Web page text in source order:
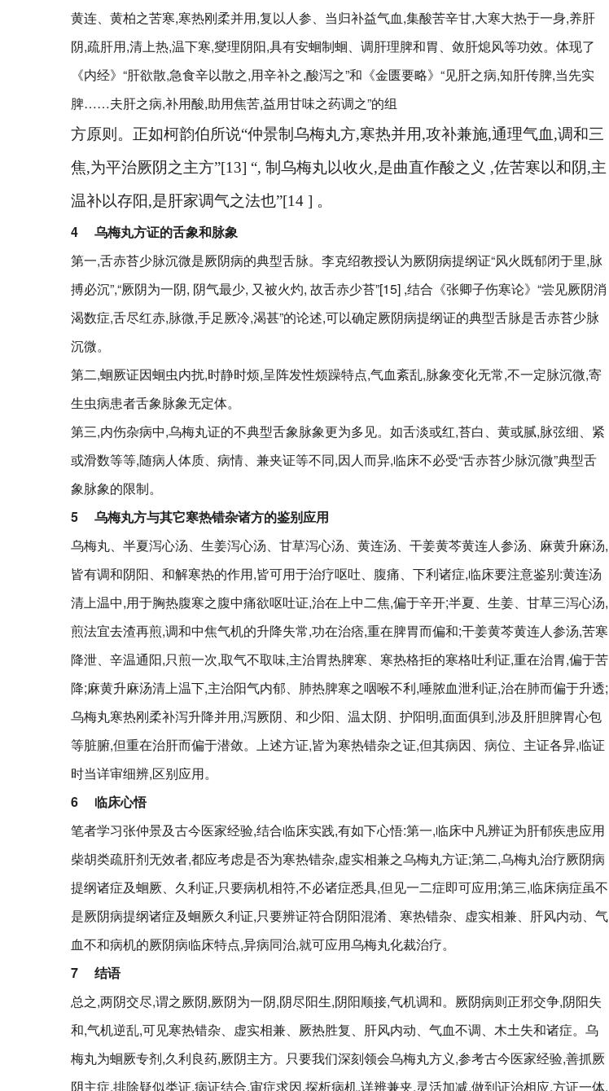
黄连、黄柏之苦寒,寒热刚柔并用,复以人参、当归补益气血,集酸苦辛甘,大寒大热于一身,养肝
阴,疏肝用,清上热,温下寒,燮理阴阳,具有安蛔制蛔、调肝理脾和胃、敛肝熄风等功效。体现了
《内经》“肝欲散,急食辛以散之,用辛补之,酸泻之”和《金匮要略》“见肝之病,知肝传脾,当先实
脾……夫肝之病,补用酸,助用焦苦,益用甘味之药调之”的组
方原则。正如柯韵伯所说“仲景制乌梅丸方,寒热并用,攻补兼施,通理气血,调和三
焦,为平治厥阴之主方”[13] “, 制乌梅丸以收火,是曲直作酸之义 ,佐苦寒以和阴,主
温补以存阳,是肝家调气之法也”[14 ] 。
4
乌梅丸方证的舌象和脉象
第一,舌赤苔少脉沉微是厥阴病的典型舌脉。李克绍教授认为厥阴病提纲证“风火既郁闭于里,脉
搏必沉”,“厥阴为一阴, 阴气最少, 又被火灼, 故舌赤少苔”[15] ,结合《张卿子伤寒论》“尝见厥阴消
渴数症,舌尽红赤,脉微,手足厥冷,渴甚”的论述,可以确定厥阴病提纲证的典型舌脉是舌赤苔少脉
沉微。
第二,蛔厥证因蛔虫内扰,时静时烦,呈阵发性烦躁特点,气血紊乱,脉象变化无常,不一定脉沉微,寄
生虫病患者舌象脉象无定体。
第三,内伤杂病中,乌梅丸证的不典型舌象脉象更为多见。如舌淡或红,苔白、黄或腻,脉弦细、紧
或滑数等等,随病人体质、病情、兼夹证等不同,因人而异,临床不必受“舌赤苔少脉沉微”典型舌
象脉象的限制。
5
乌梅丸方与其它寒热错杂诸方的鉴别应用
乌梅丸、半夏泻心汤、生姜泻心汤、甘草泻心汤、黄连汤、干姜黄芩黄连人参汤、麻黄升麻汤,
皆有调和阴阳、和解寒热的作用,皆可用于治疗呕吐、腹痛、下利诸症,临床要注意鉴别:黄连汤
清上温中,用于胸热腹寒之腹中痛欲呕吐证,治在上中二焦,偏于辛开;半夏、生姜、甘草三泻心汤,
煎法宜去渣再煎,调和中焦气机的升降失常,功在治痞,重在脾胃而偏和;干姜黄芩黄连人参汤,苦寒
降泄、辛温通阳,只煎一次,取气不取味,主治胃热脾寒、寒热格拒的寒格吐利证,重在治胃,偏于苦
降;麻黄升麻汤清上温下,主治阳气内郁、肺热脾寒之咽喉不利,唾脓血泄利证,治在肺而偏于升透;
乌梅丸寒热刚柔补泻升降并用,泻厥阴、和少阳、温太阴、护阳明,面面俱到,涉及肝胆脾胃心包
等脏腑,但重在治肝而偏于潜敛。上述方证,皆为寒热错杂之证,但其病因、病位、主证各异,临证
时当详审细辨,区别应用。
6
临床心悟
笔者学习张仲景及古今医家经验,结合临床实践,有如下心悟:第一,临床中凡辨证为肝郁疾患应用
柴胡类疏肝剂无效者,都应考虑是否为寒热错杂,虚实相兼之乌梅丸方证;第二,乌梅丸治疗厥阴病
提纲诸症及蛔厥、久利证,只要病机相符,不必诸症悉具,但见一二症即可应用;第三,临床病症虽不
是厥阴病提纲诸症及蛔厥久利证,只要辨证符合阴阳混淆、寒热错杂、虚实相兼、肝风内动、气
血不和病机的厥阴病临床特点,异病同治,就可应用乌梅丸化裁治疗。
7
结语
总之,两阴交尽,谓之厥阴,厥阴为一阴,阴尽阳生,阴阳顺接,气机调和。厥阴病则正邪交争,阴阳失
和,气机逆乱,可见寒热错杂、虚实相兼、厥热胜复、肝风内动、气血不调、木土失和诸症。乌
梅丸为蛔厥专剂,久利良药,厥阴主方。只要我们深刻领会乌梅丸方义,参考古今医家经验,善抓厥
阴主症,排除疑似类证,病证结合,审症求因,探析病机,详辨兼夹,灵活加减,做到证治相应,方证一体,